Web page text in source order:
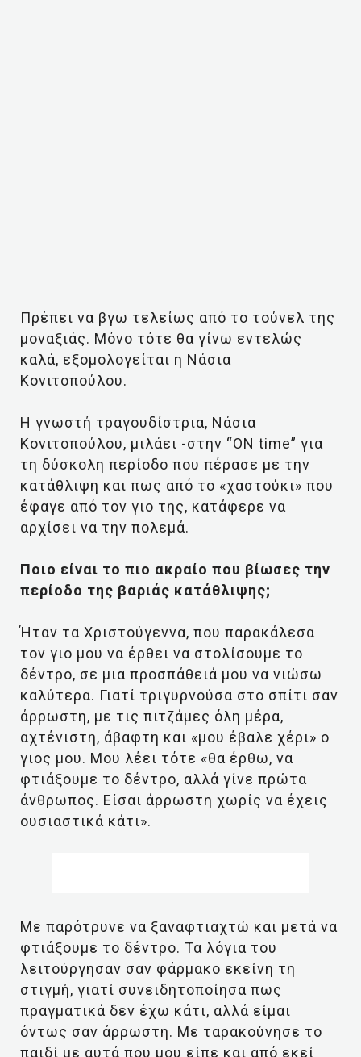
Πρέπει να βγω τελείως από το τούνελ της
μοναξιάς. Μόνο τότε θα γίνω εντελώς
καλά, εξομολογείται η Νάσια
Κονιτοπούλου.
Η γνωστή τραγουδίστρια, Νάσια
Κονιτοπούλου, μιλάει -στην “ON time” για
τη δύσκολη περίοδο που πέρασε με την
κατάθλιψη και πως από το «χαστούκι» που
έφαγε από τον γιο της, κατάφερε να
αρχίσει να την πολεμά.
Ποιο είναι το πιο ακραίο που βίωσες την
περίοδο της βαριάς κατάθλιψης;
Ήταν τα Χριστούγεννα, που παρακάλεσα
τον γιο μου να έρθει να στολίσουμε το
δέντρο, σε μια προσπάθειά μου να νιώσω
καλύτερα. Γιατί τριγυρνούσα στο σπίτι σαν
άρρωστη, με τις πιτζάμες όλη μέρα,
αχτένιστη, άβαφτη και «μου έβαλε χέρι» ο
γιος μου. Μου λέει τότε «θα έρθω, να
φτιάξουμε το δέντρο, αλλά γίνε πρώτα
άνθρωπος. Είσαι άρρωστη χωρίς να έχεις
ουσιαστικά κάτι».
Με παρότρυνε να ξαναφτιαχτώ και μετά να
φτιάξουμε το δέντρο. Τα λόγια του
λειτούργησαν σαν φάρμακο εκείνη τη
στιγμή, γιατί συνειδητοποίησα πως
πραγματικά δεν έχω κάτι, αλλά είμαι
όντως σαν άρρωστη. Με ταρακούνησε το
παιδί με αυτά που μου είπε και από εκεί